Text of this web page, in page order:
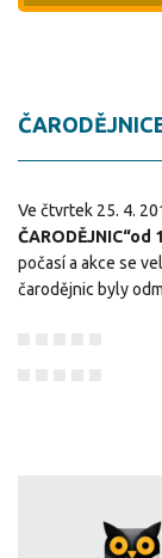
Ve čtvrtek 25. 4.
počasí a akce se
čarodějnic byly